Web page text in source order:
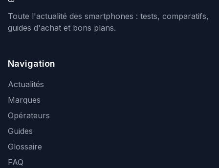
Toute l'actualité des smartphones : tests, comparatifs,
guides d'achat et bons plans.
Navigation
Actualités
Marques
Opérateurs
Guides
Glossaire
FAQ